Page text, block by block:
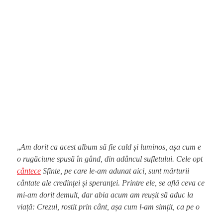
„Am dorit ca acest album să fie cald și luminos, așa cum e
o rugăciune spusă în gând, din adâncul sufletului. Cele opt
cântece Sfinte, pe care le-am adunat aici, sunt mărturii
cântate ale credinței și speranţei. Printre ele, se află ceva ce
mi-am dorit demult, dar abia acum am reușit să aduc la
viață: Crezul, rostit prin cânt, așa cum l-am simțit, ca pe o